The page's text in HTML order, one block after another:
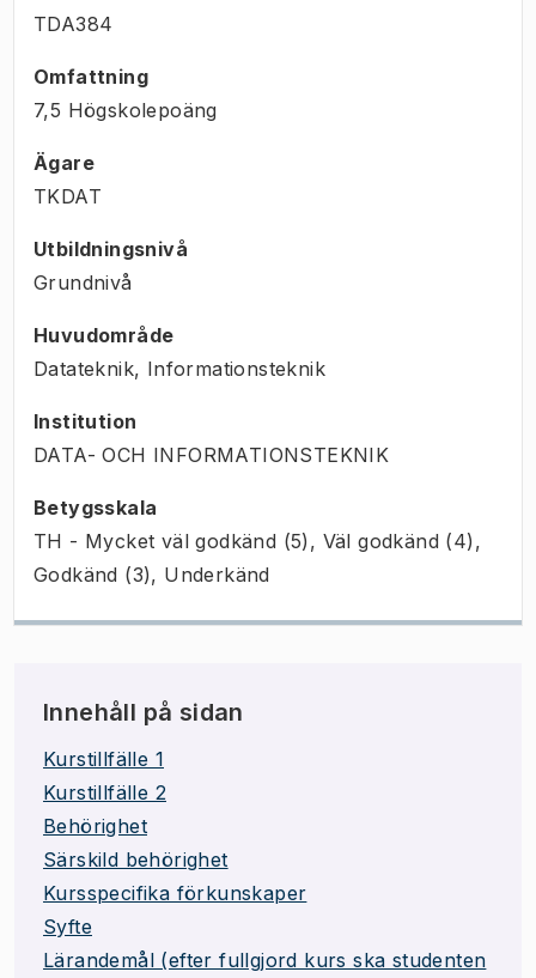
TDA384
Omfattning
7,5 Högskolepoäng
Ägare
TKDAT
Utbildningsnivå
Grundnivå
Huvudområde
Datateknik, Informationsteknik
Institution
DATA- OCH INFORMATIONSTEKNIK
Betygsskala
TH - Mycket väl godkänd (5), Väl godkänd (4),
Godkänd (3), Underkänd
Innehåll på sidan
Kurstillfälle 1
Kurstillfälle 2
Behörighet
Särskild behörighet
Kursspecifika förkunskaper
Syfte
Lärandemål (efter fullgjord kurs ska studenten